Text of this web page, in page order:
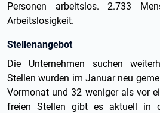
Personen arbeitslos. 2.733
Arbeitslosigkeit.
Stellenangebot
Die Unternehmen suchen
Stellen wurden im Januar neu
Vormonat und 32 weniger als vor
freien Stellen gibt es aktuell in